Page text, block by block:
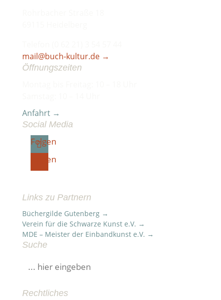
mail@buch-kultur.de→
Öffnungszeiten
Anfahrt →
Social Media
Folgen
Folgen
Links zu Partnern
Büchergilde Gutenberg →
Verein für die Schwarze Kunst e.V. →
MDE – Meister der Einbandkunst e.V. →
Suche
Suchen
Rechtliches